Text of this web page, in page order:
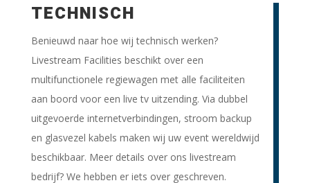
TECHNISCH
Benieuwd naar hoe wij technisch werken?
Livestream Facilities beschikt over een
multifunctionele regiewagen met alle faciliteiten
aan boord voor een live tv uitzending. Via dubbel
uitgevoerde internetverbindingen, stroom backup
en glasvezel kabels maken wij uw event wereldwijd
beschikbaar. Meer details over ons livestream
bedrijf? We hebben er iets over geschreven.